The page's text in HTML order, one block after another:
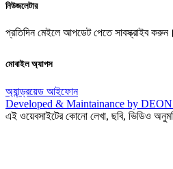
নিউজলেটার
প্রতিদিন মেইলে আপডেট পেতে সাবস্ক্রাইব করুন।
মোবাইল অ্যাপস
অ্যান্ড্রয়েড আইফোন
Developed & Maintainance by
এই ওয়েবসাইটের কোনো লেখা, ছবি, ভিডিও